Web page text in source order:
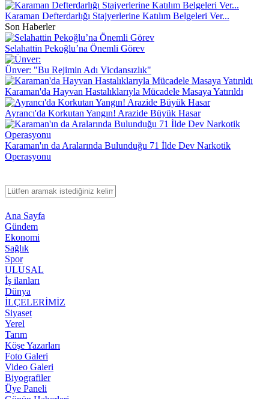
Karaman Defterdarlığı Stajyerlerine Katılım Belgeleri Ver...
Son Haberler
Selahattin Pekoğlu’na Önemli Görev
Ünver: "Bu Rejimin Adı Vicdansızlık"
Karaman'da Hayvan Hastalıklarıyla Mücadele Masaya Yatırıldı
Ayrancı'da Korkutan Yangın! Arazide Büyük Hasar
Karaman'ın da Aralarında Bulunduğu 71 İlde Dev Narkotik
Operasyonu
Ana Sayfa
Gündem
Ekonomi
Sağlık
Spor
ULUSAL
İş ilanları
Dünya
İLÇELERİMİZ
Siyaset
Yerel
Tarım
Köşe Yazarları
Foto Galeri
Video Galeri
Biyografiler
Üye Paneli